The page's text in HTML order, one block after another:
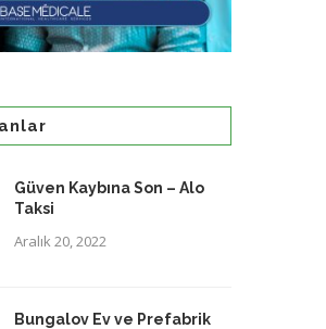
Güven Kaybına Son – Alo
Taksi
Aralık 20, 2022
Bungalov Ev ve Prefabrik